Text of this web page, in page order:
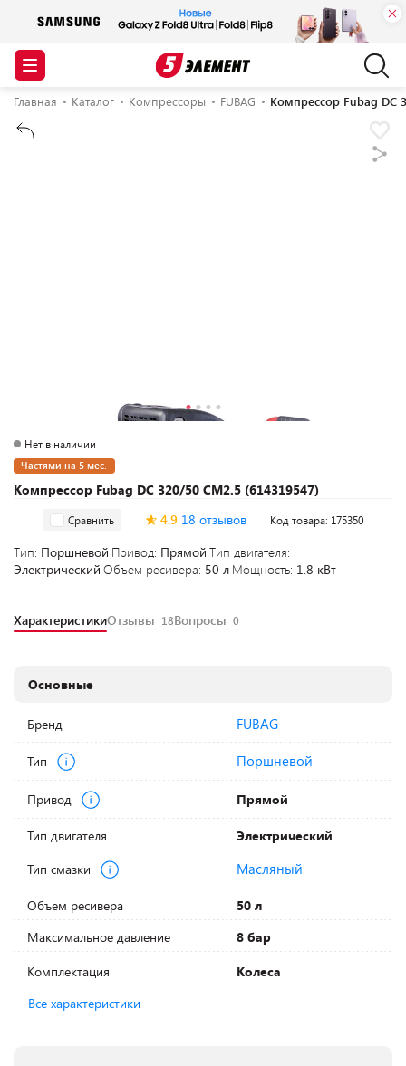
Главная Каталог Компрессоры FUBAG Компрессор Fubag DC
Компрессор Fubag DC 320/50 CM2.5 (614319547)
Нет в наличии
Частями на 5 мес.
Сравнить 4.9 18 отзывов Код товара: 175350
Тип: Поршневой Привод: Прямой Тип двигателя:
Электрический Объем ресивера: 50 л Мощность: 1.8 кВт
ХарактеристикиОтзывы 18Вопросы 0
Основные
Бренд FUBAG
Тип Поршневой
Привод Прямой
Тип двигателя
Электрический
Тип смазки
Масляный
Объем ресивера
50 л
Максимальное давление
8 бар
Комплектация
Колеса
Все характеристики